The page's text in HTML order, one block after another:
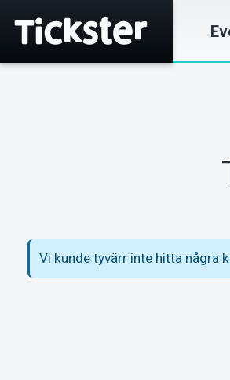
Vi kunde tyvärr inte hitta några